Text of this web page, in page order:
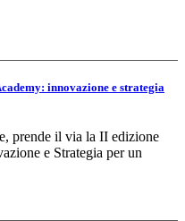
innovazione e strategia
prende il via la II edizione
e Strategia per un